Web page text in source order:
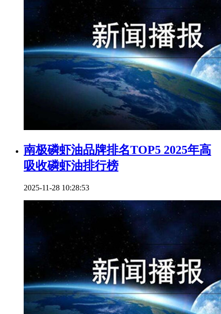
南极磷虾油品牌排名TOP5 2025年高
吸收磷虾油排行榜
2025-11-28 10:28:53